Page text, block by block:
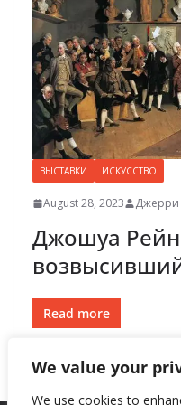
We value your
We use cookies to
ВЫСТАВКИ ИСКУССТВО
August 28, 2023
Джошуа
Read more